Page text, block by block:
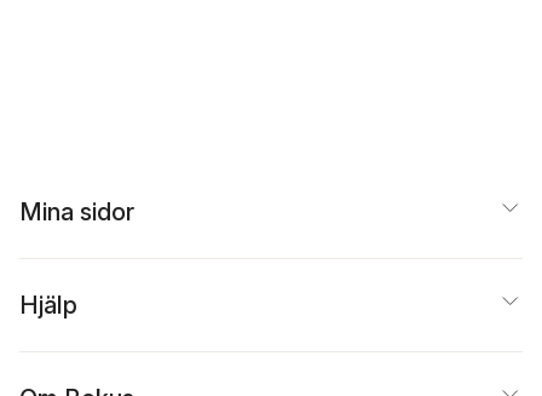
Mina sidor
Hjälp